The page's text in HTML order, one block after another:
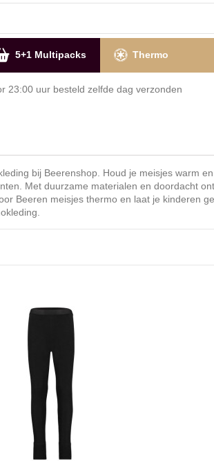
5+1 Multipacks Thermo
23:00 uur besteld zelfde dag
bij Beerenshop. Houd je meisjes warm
Met duurzame materialen en doordacht
Beeren meisjes thermo en laat je kinderen